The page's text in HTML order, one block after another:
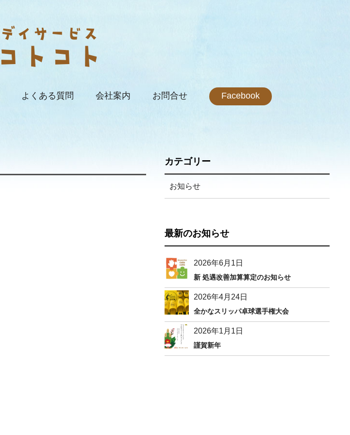
よくある質問 会社案内 お問合せ Facebook
カテゴリー
お知らせ
最新のお知らせ
2026年6月1日
新 処遇改善加算算定のお知らせ
2026年4月24日
全かなスリッパ卓球選手権大会
2026年1月1日
謹賀新年